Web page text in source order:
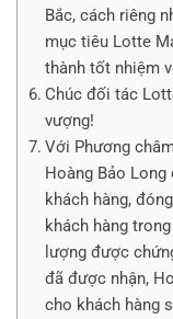
Bắc, cách riêng
mục tiêu Lotte
thành tốt nhiệm
Chúc đối tác
vượng!
Với Phương
Hoàng Bảo
khách hàng,
khách hàng
lượng được
đã được nhận,
cho khách hàng